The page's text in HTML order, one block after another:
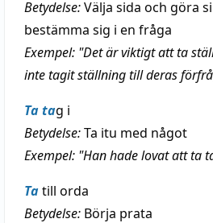
Betydelse:Välja sida och göra
bestämma sig i en fråga
Exempel: "Det är viktigt att ta
inte tagit ställning till deras
Tatag i
Betydelse:Ta itu med något
Exempel: "Han hade lovat att ta
Tatill orda
Betydelse: Börja prata